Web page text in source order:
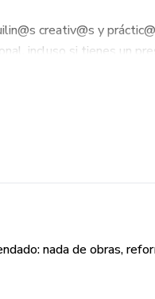
creativ@s y
incluso si tienes un
ni sentir culpa por invertir
nada de obras,